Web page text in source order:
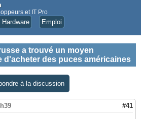
et IT Pro
Hardware Emploi
a trouvé un moyen
d'acheter des puces américaines
à la discussion
#41